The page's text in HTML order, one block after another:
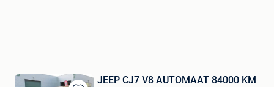
JEEP CJ7 V8 AUTOMAAT 84000 KM